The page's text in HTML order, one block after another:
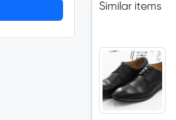
Similar items